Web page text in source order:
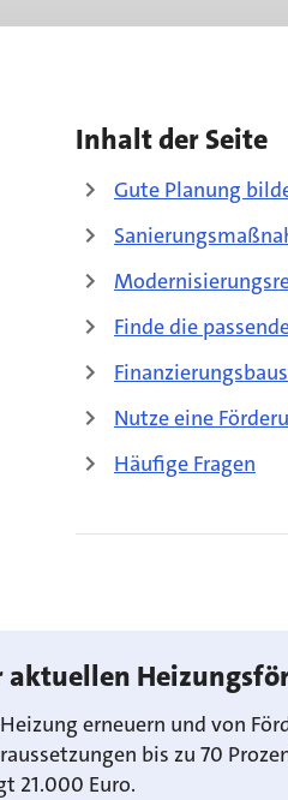
Inhalt der Seite
Gute Planung
Finde die
Nutze eine
Häufige Fragen
aktuellen
erneuern und von
bis zu 70
21.000 Euro.